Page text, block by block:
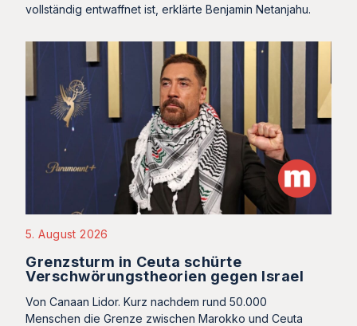
vollständig entwaffnet ist, erklärte Benjamin Netanjahu.
5. August 2026
Grenzsturm in Ceuta schürte
Verschwörungstheorien gegen Israel
Von Canaan Lidor. Kurz nachdem rund 50.000
Menschen die Grenze zwischen Marokko und Ceuta